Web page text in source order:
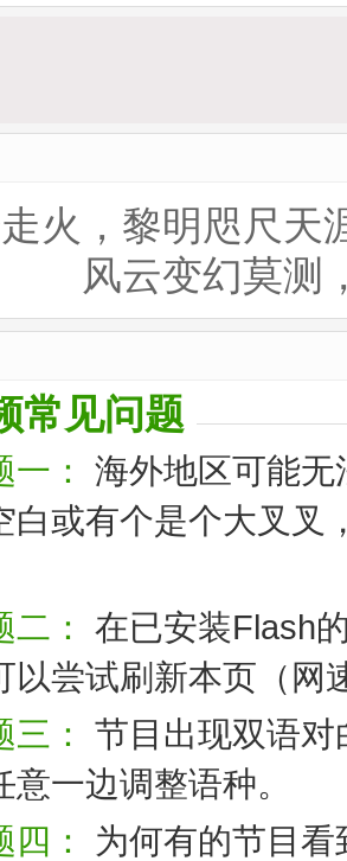
走火，黎明咫尺
风云变幻莫测
常见问题
：
海外地区可能
白或有个是个大叉叉
：
在已安装Flash
以尝试刷新本页（网
：
节目出现双语
意一边调整语种。
：
为何有的节目